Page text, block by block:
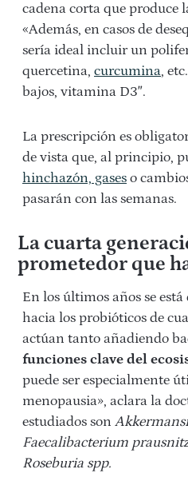
cadena corta que produce
«Además, en casos de
sería ideal incluir un
quercetina, curcumina,
bajos, vitamina D3″.
La prescripción es
de vista que, al principio,
hinchazón, gases o
pasarán con las semanas.
La cuarta
prometedor que
En los últimos años se
hacia los probióticos de
actúan tanto añadiendo
funciones clave del
puede ser especialmente
menopausia», aclara la
estudiados son
Faecalibacterium
Roseburia spp.